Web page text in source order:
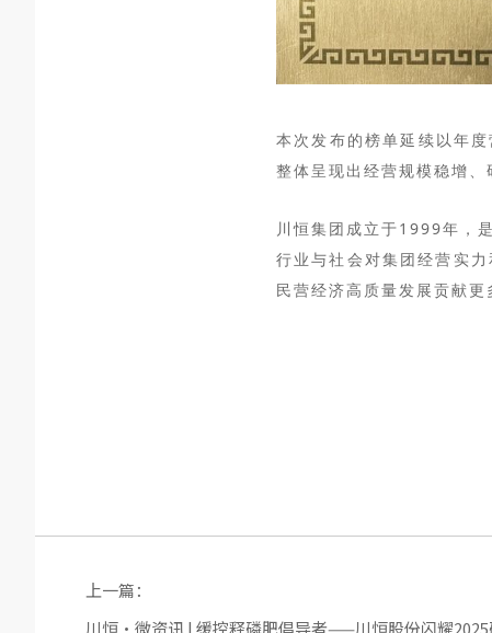
本次发布的榜单延续以年
整体呈现出经营规模稳增、
川恒集团成立于1999年，
行业与社会对集团经营实
民营经济高质量发展贡献更
上一篇：
川恒·微资讯 | 缓控释磷肥倡导者——川恒股份闪耀